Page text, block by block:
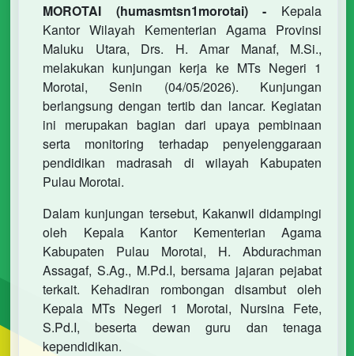
MOROTAI (humasmtsn1morotai) -
Kepala
Kantor Wilayah Kementerian Agama Provinsi
Maluku Utara, Drs. H. Amar Manaf, M.Si.,
melakukan kunjungan kerja ke MTs Negeri 1
Morotai, Senin (04/05/2026). Kunjungan
berlangsung dengan tertib dan lancar. Kegiatan
ini merupakan bagian dari upaya pembinaan
serta monitoring terhadap penyelenggaraan
pendidikan madrasah di wilayah Kabupaten
Pulau Morotai.
Dalam kunjungan tersebut, Kakanwil didampingi
oleh Kepala Kantor Kementerian Agama
Kabupaten Pulau Morotai, H. Abdurachman
Assagaf, S.Ag., M.Pd.I, bersama jajaran pejabat
terkait. Kehadiran rombongan disambut oleh
Kepala MTs Negeri 1 Morotai, Nursina Fete,
S.Pd.I, beserta dewan guru dan tenaga
kependidikan.